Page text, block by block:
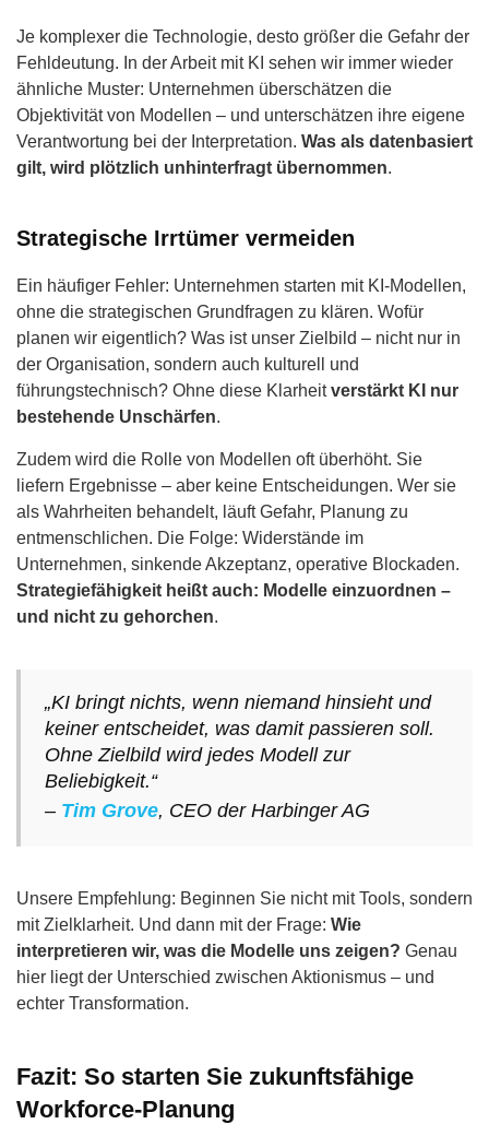
Je komplexer die Technologie, desto größer die Gefahr der
Fehldeutung. In der Arbeit mit KI sehen wir immer wieder
ähnliche Muster: Unternehmen überschätzen die
Objektivität von Modellen – und unterschätzen ihre eigene
Verantwortung bei der Interpretation. Was als datenbasiert
gilt, wird plötzlich unhinterfragt übernommen.
Strategische Irrtümer vermeiden
Ein häufiger Fehler: Unternehmen starten mit KI-Modellen,
ohne die strategischen Grundfragen zu klären. Wofür
planen wir eigentlich? Was ist unser Zielbild – nicht nur in
der Organisation, sondern auch kulturell und
führungstechnisch? Ohne diese Klarheitverstärkt KI nur
bestehende Unschärfen.
Zudem wird die Rolle von Modellen oft überhöht. Sie
liefern Ergebnisse – aber keine Entscheidungen. Wer sie
als Wahrheiten behandelt, läuft Gefahr, Planung zu
entmenschlichen. Die Folge: Widerstände im
Unternehmen, sinkende Akzeptanz, operative Blockaden.
Strategiefähigkeit heißt auch: Modelle einzuordnen –
und nicht zu gehorchen.
„KI bringt nichts, wenn niemand hinsieht und
keiner entscheidet, was damit passieren soll.
Ohne Zielbild wird jedes Modell zur
Beliebigkeit.“
– Tim Grove, CEO der Harbinger AG
Unsere Empfehlung: Beginnen Sie nicht mit Tools, sondern
mit Zielklarheit. Und dann mit der Frage: Wie
interpretieren wir, was die Modelle uns zeigen? Genau
hier liegt der Unterschied zwischen Aktionismus – und
echter Transformation.
Fazit: So starten Sie zukunftsfähige
Workforce-Planung